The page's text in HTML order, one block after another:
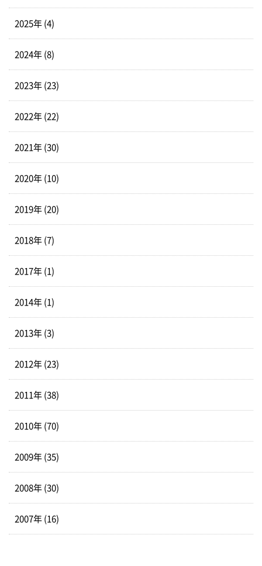
2025年 (4)
2024年 (8)
2023年 (23)
2022年 (22)
2021年 (30)
2020年 (10)
2019年 (20)
2018年 (7)
2017年 (1)
2014年 (1)
2013年 (3)
2012年 (23)
2011年 (38)
2010年 (70)
2009年 (35)
2008年 (30)
2007年 (16)